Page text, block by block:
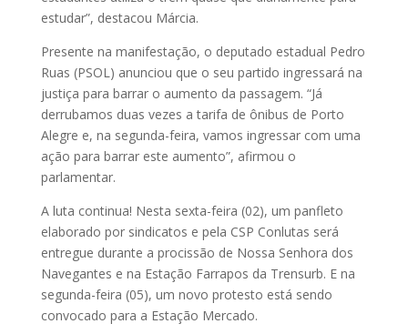
estudar”, destacou Márcia.
Presente na manifestação, o deputado estadual Pedro
Ruas (PSOL) anunciou que o seu partido ingressará na
justiça para barrar o aumento da passagem. “Já
derrubamos duas vezes a tarifa de ônibus de Porto
Alegre e, na segunda-feira, vamos ingressar com uma
ação para barrar este aumento”, afirmou o
parlamentar.
A luta continua! Nesta sexta-feira (02), um panfleto
elaborado por sindicatos e pela CSP Conlutas será
entregue durante a procissão de Nossa Senhora dos
Navegantes e na Estação Farrapos da Trensurb. E na
segunda-feira (05), um novo protesto está sendo
convocado para a Estação Mercado.